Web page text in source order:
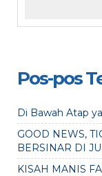
Pos-pos
Di Bawah Atap
GOOD NEWS,
BERSINAR DI
KISAH MANIS